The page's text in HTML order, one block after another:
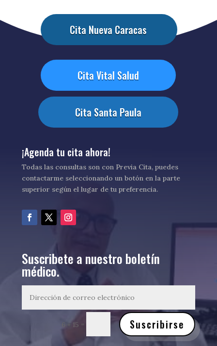
Cita Nueva Caracas
Cita Vital Salud
Cita Santa Paula
¡Agenda tu cita ahora!
Todas las consultas son con Previa Cita, puedes
contactarme seleccionando un botón en la parte
superior según el lugar de tu preferencia.
Suscribete a nuestro boletín
médico.
6 + 15 = Suscribirse